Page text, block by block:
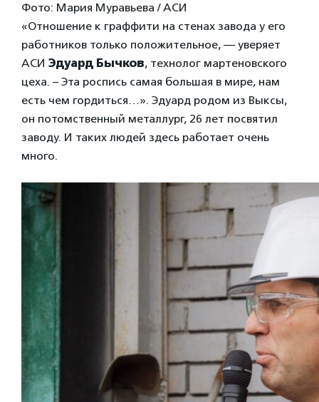
Фото: Мария Муравьева / АСИ
«Отношение к граффити на стенах завода у его
работников только положительное, — уверяет
АСИ Эдуард Бычков, технолог мартеновского
цеха. – Эта роспись самая большая в мире, нам
есть чем гордиться…». Эдуард родом из Выксы,
он потомственный металлург, 26 лет посвятил
заводу. И таких людей здесь работает очень
много.